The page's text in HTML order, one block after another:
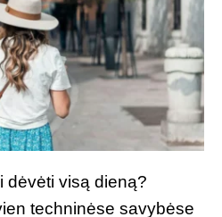
dėvėti visą dieną?
techninėse savybėse